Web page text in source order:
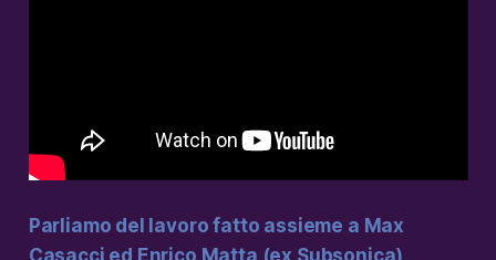
Parliamo del lavoro fatto assieme a Max
Casacci ed Enrico Matta (ex Subsonica),